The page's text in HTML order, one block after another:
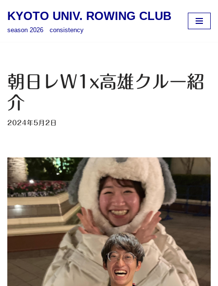
ツ
へ
ス
キ
ッ
KYOTO UNIV. ROWING CLUB
season 2026 consistency
朝日レW1x高雄クルー紹
介
2024年5月2日